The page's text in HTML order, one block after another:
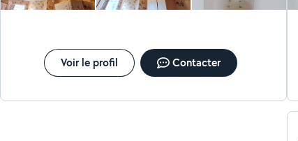
Voir le profil Contacter